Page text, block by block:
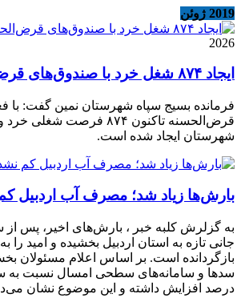
2019 ژوئن
2026
ایجاد ۸۷۴ شغل خرد با صندوق‌های قرض‌الحسنه نمین
فرمانده بسیج سپاه شهرستان نمین گفت: با
قرض‌الحسنه تاکنون ۸۷۴ فرصت
شهرستان ایجاد شده است.
بارش‌ها زیاد شد؛ مصرف آب اردبیل
به گزلرش کلبه خبر ، بارش‌های اخیر، پس
جانی تازه به استان اردبیل بخشیده و امید را
بازگردانده است. بر اساس اعلام مسئولان
درصد افزایش داشته و این موضوع نشان